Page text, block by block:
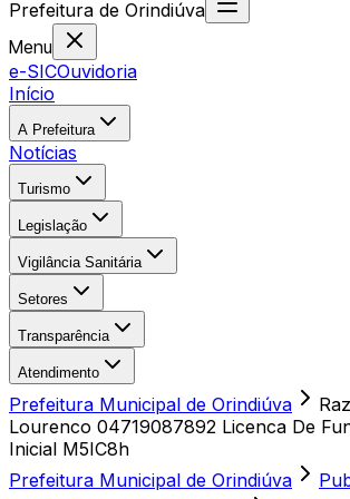
Prefeitura de Orindiúva
Menu
e-SICOuvidoria
Início
A Prefeitura
Notícias
Turismo
Legislação
Vigilância Sanitária
Setores
Transparência
Atendimento
Prefeitura Municipal de Orindiúva
Lourenco 04719087892 Licenca De
Inicial M5IC8h
Prefeitura Municipal de Orindiúva